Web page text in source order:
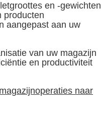
en -gewichten
producten
aangepast aan uw
van uw magazijn
en productiviteit
naar